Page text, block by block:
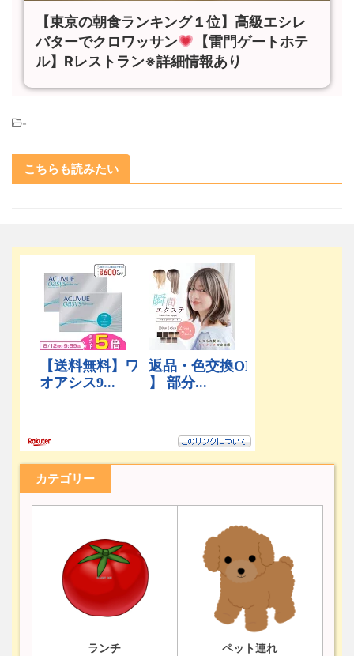
【東京の朝食ランキング１位】高級エシレ
バターでクロワッサン
【雷門ゲートホテ
ル】Rレストラン※詳細情報あり
-
こちらも読みたい
カテゴリー
ランチ ペット連れ